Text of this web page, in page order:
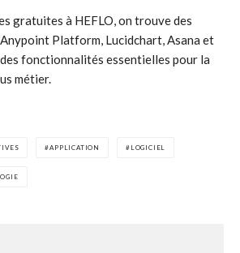
gratuites à HEFLO, on trouve des
Platform, Lucidchart, Asana et
fonctionnalités essentielles pour la
métier.
APPLICATION LOGICIEL